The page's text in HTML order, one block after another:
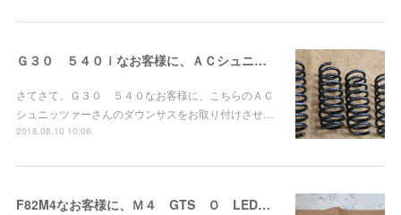
Ｇ３０ ５４０ｉなお客様に、ＡＣシュニッツァーダウンサスお取り付け！
さてさて、Ｇ３０ ５４０なお客様に、こちらのＡＣ
シュニッツァーさんのダウンサスをお取り付けさせ…
2018.08.10 10:06
F82M4なお客様に、Ｍ４ GTS Ｏ LEDテールお取り付け！